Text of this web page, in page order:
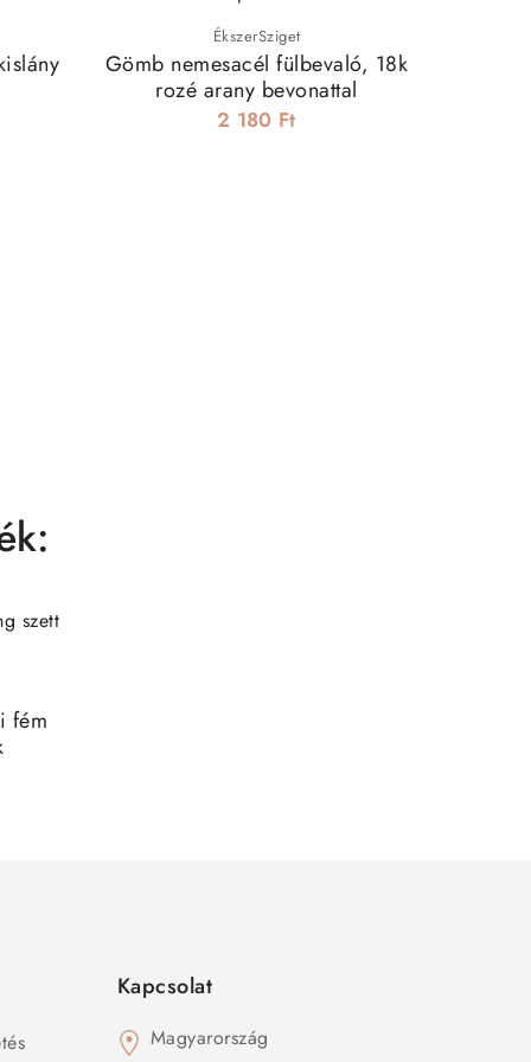
ÉkszerSziget
Gömb nemesacél fülbevaló, 18k
rozé arany bevonattal
2 180 Ft
fém
Kapcsolat
Magyarország